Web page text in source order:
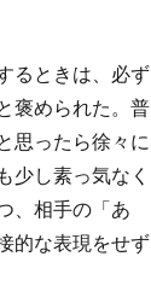
るときは、必ず
褒められた。普
思ったら徐々に
少し素っ気なく
、相手の「あ
的な表現をせず